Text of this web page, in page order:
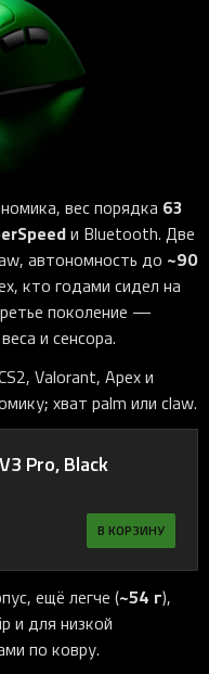
вес порядка 63
и Bluetooth. Две
автономность до ~90
кто годами сидел на
поколение —
и сенсора.
Valorant, Apex и
хват palm или claw.
Pro, Black
В КОРЗИНУ
ещё легче (~54 г),
и для низкой
по ковру.